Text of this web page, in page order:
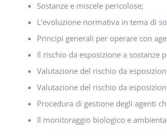
Sostanze e miscele pericolose;
L’evoluzione normativa in tema di
Principi generali per operare con
Il rischio da esposizione a sostanze
Valutazione del rischio da
Valutazione del rischio da
Procedura di gestione degli agenti
Il monitoraggio biologico e